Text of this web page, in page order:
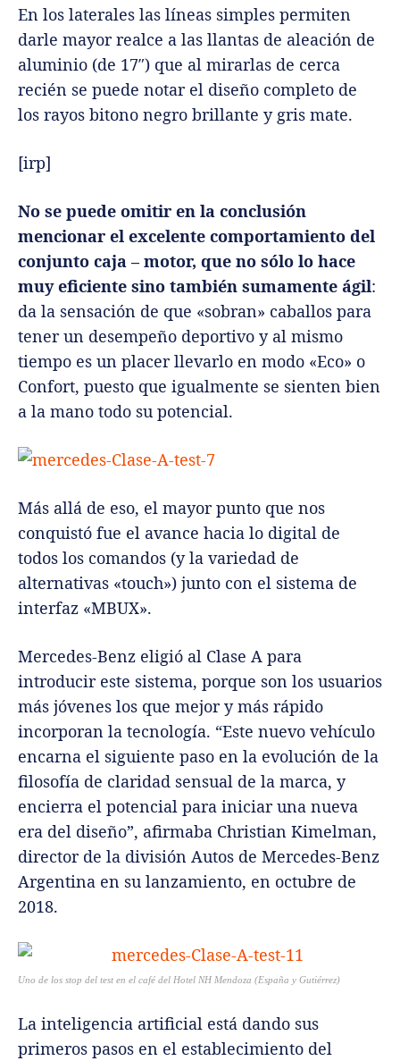
En los laterales las líneas simples permiten
darle mayor realce a las llantas de aleación de
aluminio (de 17″) que al mirarlas de cerca
recién se puede notar el diseño completo de
los rayos bitono negro brillante y gris mate.
[irp]
No se puede omitir en la conclusión
mencionar el excelente comportamiento del
conjunto caja – motor, que no sólo lo hace
muy eficiente sino también sumamente ágil:
da la sensación de que «sobran» caballos para
tener un desempeño deportivo y al mismo
tiempo es un placer llevarlo en modo «Eco» o
Confort, puesto que igualmente se sienten bien
a la mano todo su potencial.
Más allá de eso, el mayor punto que nos
conquistó fue el avance hacia lo digital de
todos los comandos (y la variedad de
alternativas «touch») junto con el sistema de
interfaz «MBUX».
Mercedes-Benz eligió al Clase A para
introducir este sistema, porque son los usuarios
más jóvenes los que mejor y más rápido
incorporan la tecnología. “Este nuevo vehículo
encarna el siguiente paso en la evolución de la
filosofía de claridad sensual de la marca, y
encierra el potencial para iniciar una nueva
era del diseño”, afirmaba Christian Kimelman,
director de la división Autos de Mercedes-Benz
Argentina en su lanzamiento, en octubre de
2018.
Uno de los stop del test en el café del Hotel NH Mendoza (España y Gutiérrez)
La inteligencia artificial está dando sus
primeros pasos en el establecimiento del